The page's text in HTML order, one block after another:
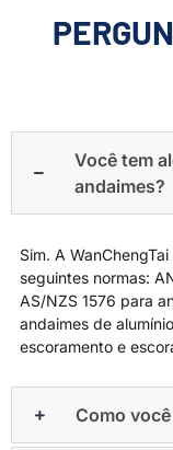
Você tem
andaimes?
Sim. A
seguintes normas:
AS/NZS 1576 para
andaimes de
escoramento e
Como